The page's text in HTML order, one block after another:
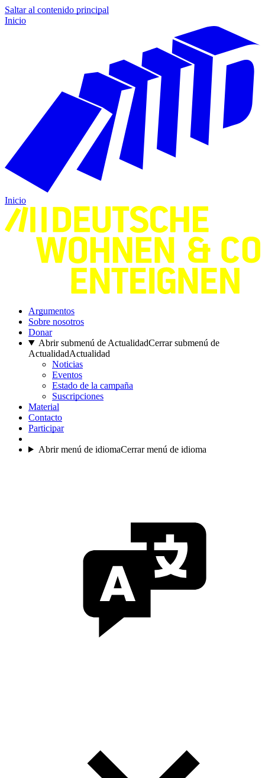
Saltar al contenido principal
Inicio
Inicio
Argumentos
Sobre nosotros
Donar
Abrir submenú de ActualidadCerrar submenú de
ActualidadActualidad
Noticias
Eventos
Estado de la campaña
Suscripciones
Material
Contacto
Participar
Abrir menú de idiomaCerrar menú de idioma